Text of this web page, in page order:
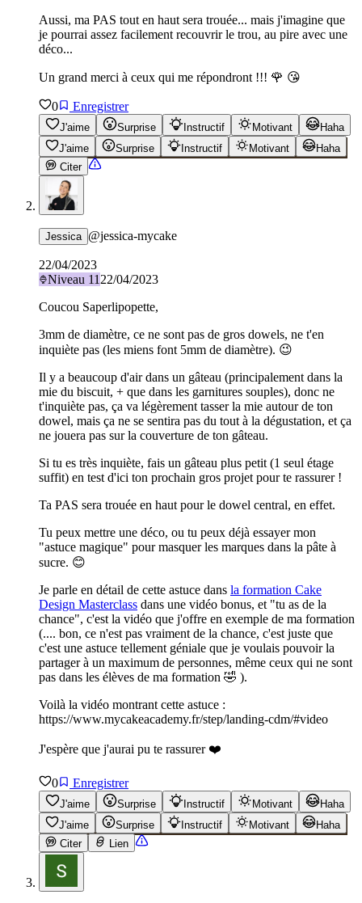
Aussi, ma PAS tout en haut sera trouée... mais j'imagine que
je pourrai assez facilement recouvrir le trou, au pire avec une
déco...
Un grand merci à ceux qui me répondront !!! 🌹 😘
0 Enregistrer
J'aime Surprise Instructif Motivant
Haha
J'aime
Surprise Instructif Motivant
Haha
Citer
Jessica @jessica-mycake
22/04/2023
Niveau 11 22/04/2023
Coucou Saperlipopette,
3mm de diamètre, ce ne sont pas de gros dowels, ne t'en
inquiète pas (les miens font 5mm de diamètre). 😉
Il y a beaucoup d'air dans un gâteau (principalement dans la
mie du biscuit, + que dans les garnitures souples), donc ne
t'inquiète pas, ça va légèrement tasser la mie autour de ton
dowel, mais ça ne se sentira pas du tout à la dégustation, et ça
ne jouera pas sur la couverture de ton gâteau.
Si tu es très inquiète, fais un gâteau plus petit (1 seul étage
suffit) en test d'ici ton prochain gros projet pour te rassurer !
Ta PAS sera trouée en haut pour le dowel central, en effet.
Tu peux mettre une déco, ou tu peux déjà essayer mon
"astuce magique" pour masquer les marques dans la pâte à
sucre. 😊
Je parle en détail de cette astuce dans la formation Cake
Design Masterclass dans une vidéo bonus, et "tu as de la
chance", c'est la vidéo que j'offre en exemple de ma formation
(.... bon, ce n'est pas vraiment de la chance, c'est juste que
c'est une astuce tellement géniale que je voulais pouvoir la
partager à un maximum de personnes, même ceux qui ne sont
pas dans les élèves de ma formation 🤣 ).
Voilà la vidéo montrant cette astuce :
https://www.mycakeacademy.fr/step/landing-cdm/#video
J'espère que j'aurai pu te rassurer ❤️
0 Enregistrer
J'aime Surprise Instructif Motivant
Haha
J'aime
Surprise Instructif Motivant
Haha
Citer
Lien